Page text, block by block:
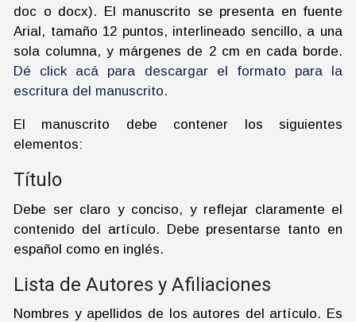
doc o docx). El manuscrito se presenta en fuente
Arial, tamaño 12 puntos, interlineado sencillo, a una
sola columna, y márgenes de 2 cm en cada borde.
Dé click acá para descargar el formato para la
escritura del manuscrito.
El manuscrito debe contener los siguientes
elementos:
Título
Debe ser claro y conciso, y reflejar claramente el
contenido del artículo. Debe presentarse tanto en
español como en inglés.
Lista de Autores y Afiliaciones
Nombres y apellidos de los autores del artículo. Es